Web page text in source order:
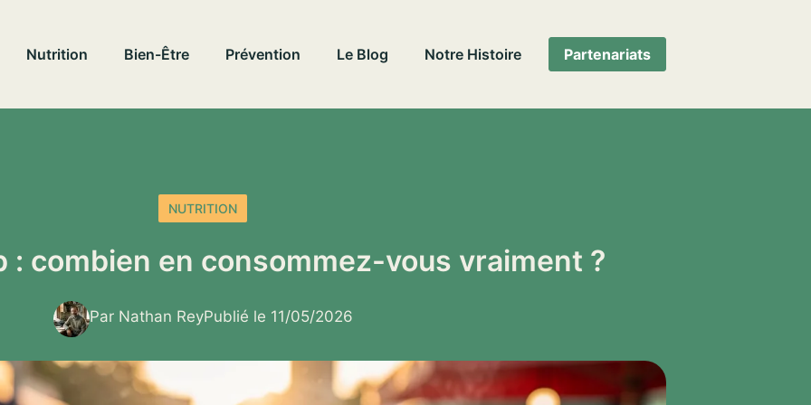
Nutrition Bien-Être Prévention Le Blog Notre Histoire Partenariats
NUTRITION
: combien en consommez-vous vraiment ?
Par Nathan ReyPublié le 11/05/2026